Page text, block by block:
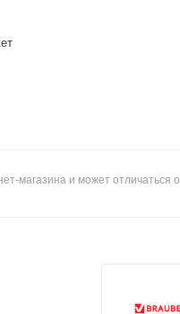
магазина и может отличаться